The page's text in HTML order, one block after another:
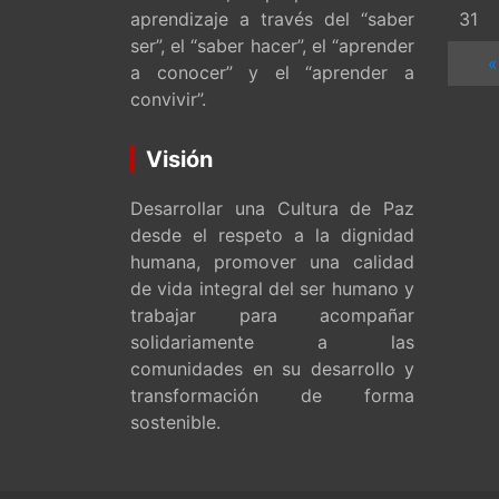
aprendizaje a través del “saber
ser”, el “saber hacer”, el “aprender
a conocer” y el “aprender a
convivir”.
Visión
Desarrollar una Cultura de Paz
desde el respeto a la dignidad
humana, promover una calidad
de vida integral del ser humano y
trabajar para acompañar
solidariamente a las
comunidades en su desarrollo y
transformación de forma
sostenible.
31